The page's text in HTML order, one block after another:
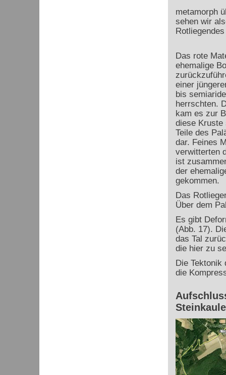
metamorph
sehen wir
Das rote
ehemalige
einer
bis
herrschten.
kam es zur
diese Kruste
Teile des
dar. Feines
verwitterten
ist
der
gekommen.
Das
Über dem
Es gibt
(Abb. 17).
das Tal
die hier zu
Die Tektonik
die